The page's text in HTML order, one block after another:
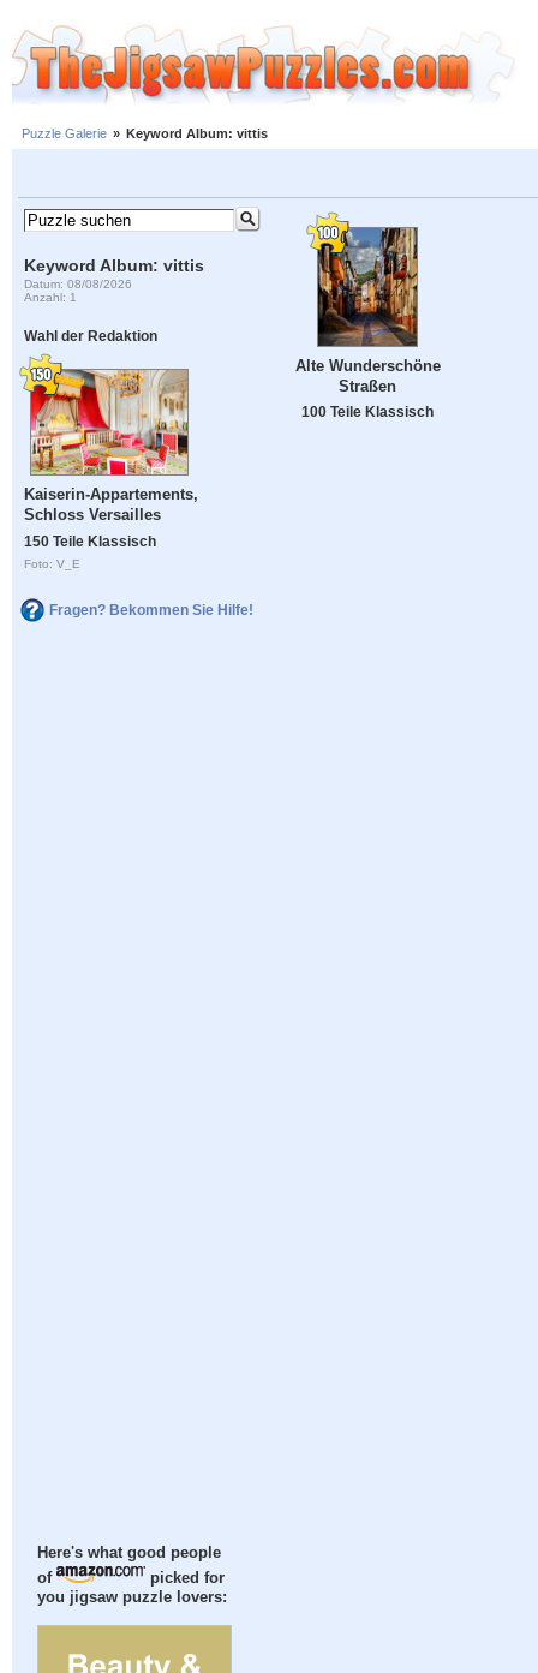
Puzzle Galerie » Keyword Album: vittis
Keyword Album: vittis
Datum: 08/08/2026
Anzahl: 1
Wahl der Redaktion
Kaiserin-Appartements,
Schloss Versailles
150 Teile Klassisch
Foto: V_E
Fragen? Bekommen Sie Hilfe!
Here's what good people
of
picked for
you jigsaw puzzle lovers:
Alte Wunderschöne
Straßen
100 Teile Klassisch